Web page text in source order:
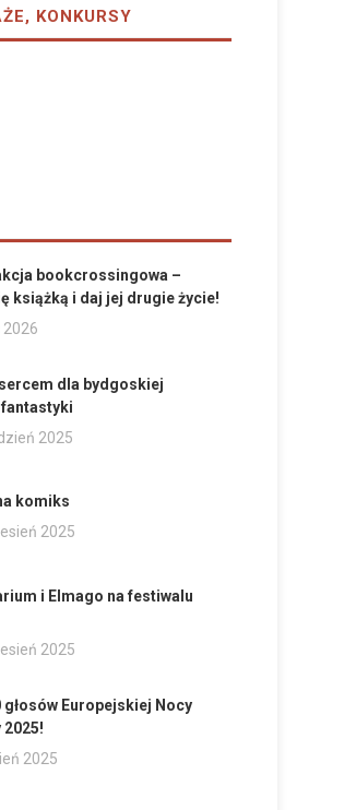
KONKURSY
bookcrossingowa –
książką i daj jej drugie życie!
2026
dla bydgoskiej
2025
komiks
2025
i Elmago na festiwalu
2025
głosów Europejskiej Nocy
2025